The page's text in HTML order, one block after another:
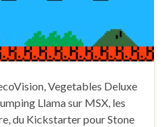
Vegetables Deluxe
Llama sur MSX, les
du Kickstarter pour Stone